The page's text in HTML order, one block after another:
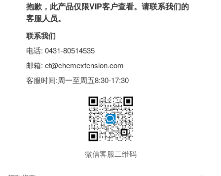
抱歉，此产品仅限VIP客户查看。请联系我们的
客服人员。
联系我们
电话: 0431-80514535
邮箱: et@chemextension.com
客服时间:周一至周五8:30-17:30
微信客服二维码